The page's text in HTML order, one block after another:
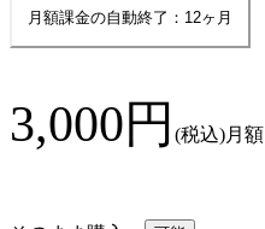
月額課金の自動終了： 12ヶ月
3,000円 (税込)月額